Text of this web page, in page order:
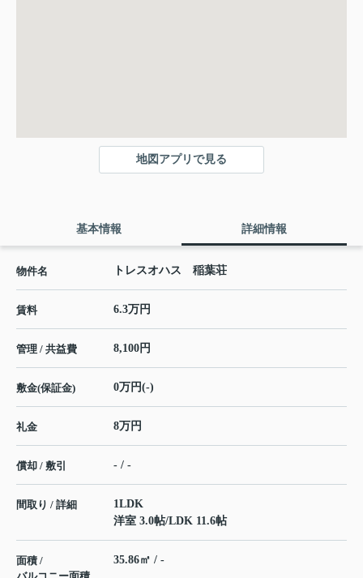
地図アプリで見る
基本情報 詳細情報
物件名 トレスオハス 稲葉荘
賃料 6.3万円
管理 / 共益費 8,100円
敷金(保証金) 0万円(-)
礼金 8万円
償却 / 敷引 - / -
間取り / 詳細
1LDK
洋室 3.0帖/LDK 11.6帖
面積 /
35.86㎡ / -